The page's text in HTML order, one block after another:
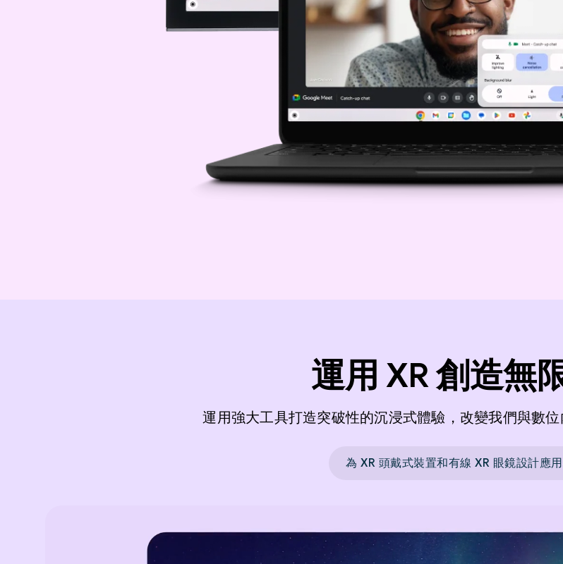
運用 XR 創造無
運用強大工具打造突破性的沉浸式體驗，改變我們與數位
為 XR 頭戴式裝置和有線 XR 眼鏡設計應